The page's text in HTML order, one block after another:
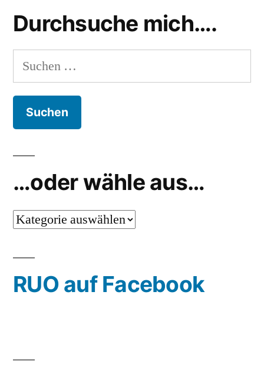
Durchsuche mich….
Suchen
nach:
…oder wähle aus…
…
aus…
RUO auf Facebook